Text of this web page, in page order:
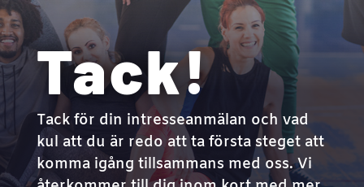
Tack!
Tack för din intresseanmälan och vad
kul att du är redo att ta första steget att
komma igång tillsammans med oss.Vi